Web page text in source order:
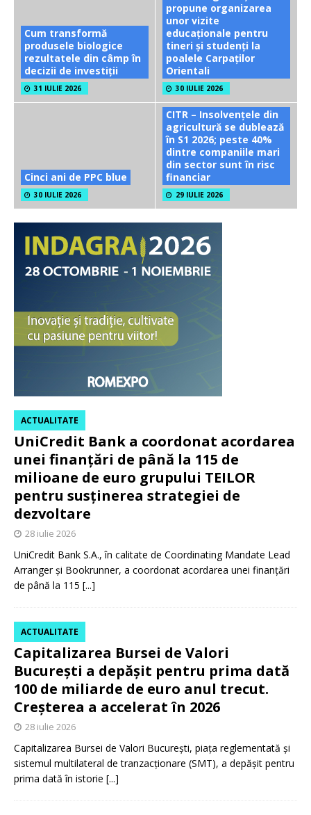
Cum transformă
produsele biologice
rezultatele din câmp în
decizii de investiții
31 IULIE 2026
propune organizarea
unor vizite
educaționale pentru
tineri și studenți la
poalele Carpaților
Orientali
30 IULIE 2026
Cinci ani de PPC blue
30 IULIE 2026
CITR – Insolvențele din
agricultură se dublează
în S1 2026; peste 40%
dintre companiile mari
din sector sunt în risc
financiar
29 IULIE 2026
UniCredit Bank a coordonat acordarea
unei finanțări de până la 115 de
milioane de euro grupului TEILOR
pentru susținerea strategiei de
dezvoltare
ACTUALITATE
28 iulie 2026
UniCredit Bank S.A., în calitate de Coordinating Mandate Lead
Arranger și Bookrunner, a coordonat acordarea unei finanțări
de până la 115 [...]
Capitalizarea Bursei de Valori
București a depășit pentru prima dată
100 de miliarde de euro anul trecut.
Creșterea a accelerat în 2026
ACTUALITATE
28 iulie 2026
Capitalizarea Bursei de Valori București, piața reglementată și
sistemul multilateral de tranzacționare (SMT), a depășit pentru
prima dată în istorie [...]